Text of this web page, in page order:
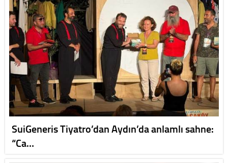
SuiGeneris Tiyatro’dan Aydın’da anlamlı sahne:
“Ca…